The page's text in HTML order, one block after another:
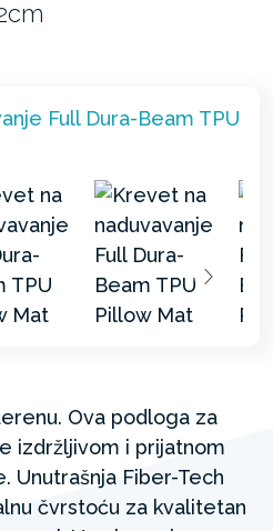
Ova podloga za
izdržljivom i prijatnom
Unutrašnja Fiber-Tech
čvrstoću za kvalitetan